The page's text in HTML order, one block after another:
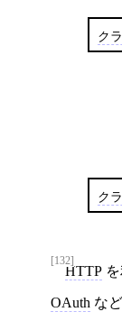
ク
ク
[132]
HTTP
OAuth な